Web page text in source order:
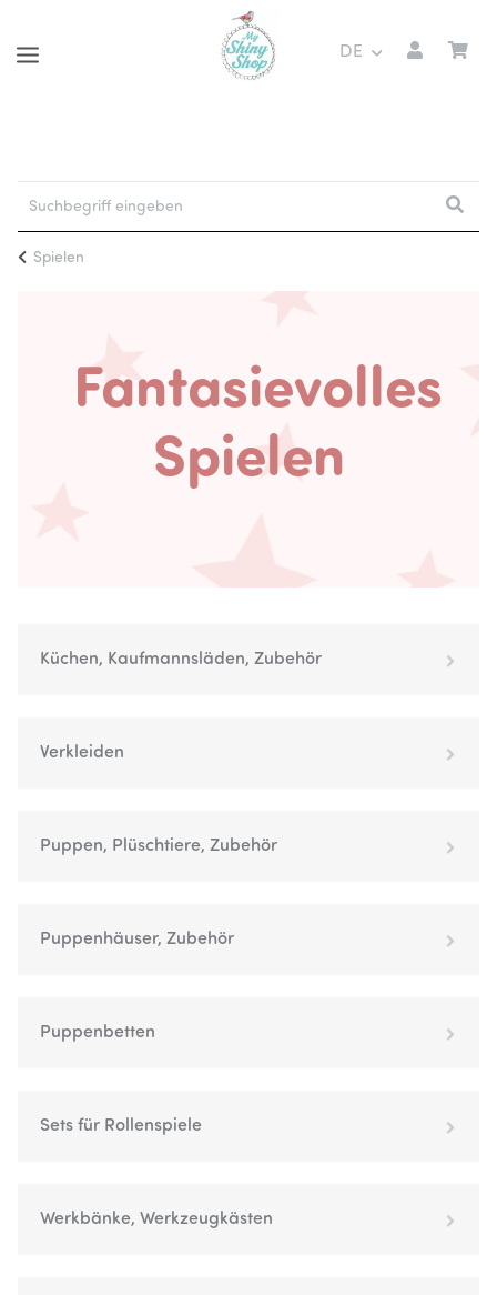
DE
Spielen
Fantasievolles
Spielen
Küchen, Kaufmannsläden, Zubehör
Verkleiden
Puppen, Plüschtiere, Zubehör
Puppenhäuser, Zubehör
Puppenbetten
Sets für Rollenspiele
Werkbänke, Werkzeugkästen